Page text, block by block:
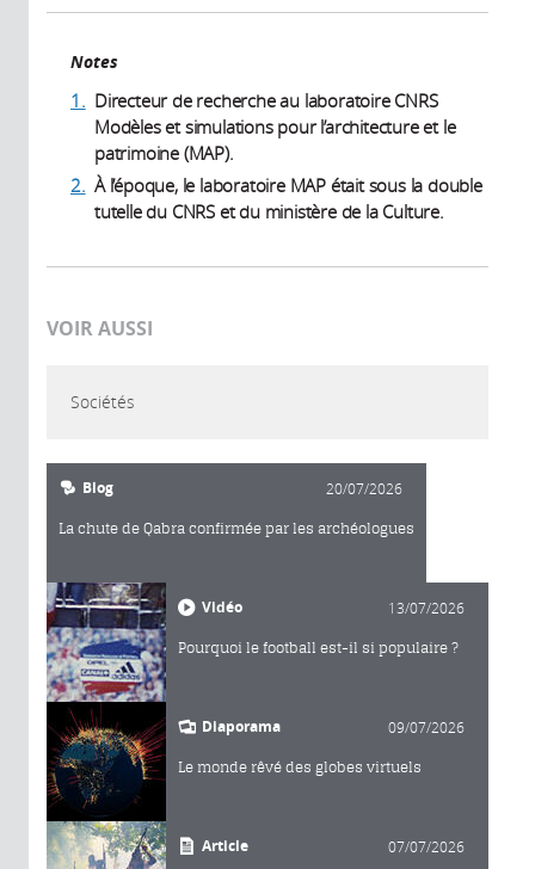
Notes
1. Directeur de recherche au laboratoire CNRS
Modèles et simulations pour l’architecture et le
patrimoine (MAP).
2. À l’époque, le laboratoire MAP était sous la double
tutelle du CNRS et du ministère de la Culture.
VOIR AUSSI
Sociétés
Blog 20/07/2026
La chute de Qabra confirmée par les archéologues
Vidéo 13/07/2026
Pourquoi le football est-il si populaire ?
Diaporama 09/07/2026
Le monde rêvé des globes virtuels
Article 07/07/2026